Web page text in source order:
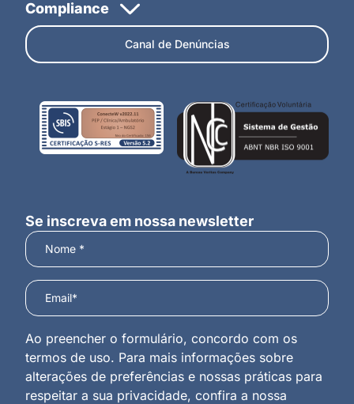
Canal de Denúncias
Se inscreva em nossa newsletter
Ao preencher o formulário, concordo com os
termos de uso. Para mais informações sobre
alterações de preferências e nossas práticas para
respeitar a sua privacidade, confira a nossa